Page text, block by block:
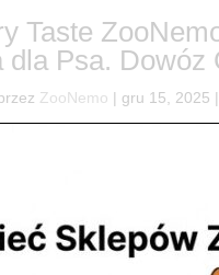
Taste
dla Psa. Dowóz
ZooNemo | gru 15, 2025 |